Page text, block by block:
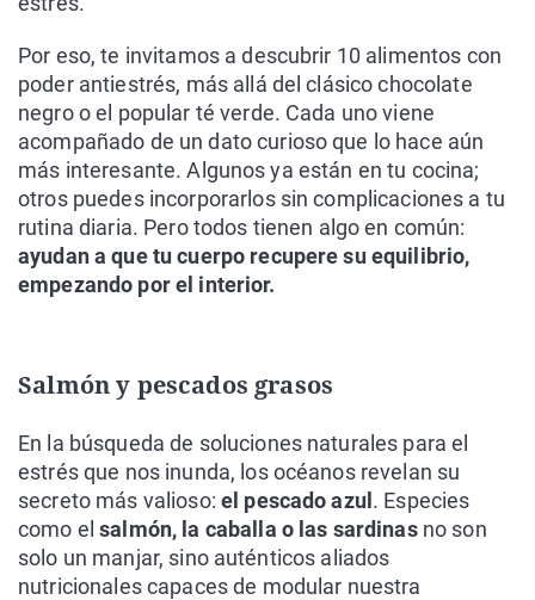
Por eso, te invitamos a descubrir 10 alimentos con
poder antiestrés, más allá del clásico chocolate
negro o el popular té verde. Cada uno viene
acompañado de un dato curioso que lo hace aún
más interesante. Algunos ya están en tu cocina;
otros puedes incorporarlos sin complicaciones a tu
rutina diaria. Pero todos tienen algo en común:
ayudan a que tu cuerpo recupere su equilibrio,
empezando por el interior.
Salmón y pescados grasos
En la búsqueda de soluciones naturales para el
estrés que nos inunda, los océanos revelan su
secreto más valioso: el pescado azul . Especies
como elsalmón, la caballa o las sardinasno son
solo un manjar, sino auténticos aliados
nutricionales capaces de modular nuestra